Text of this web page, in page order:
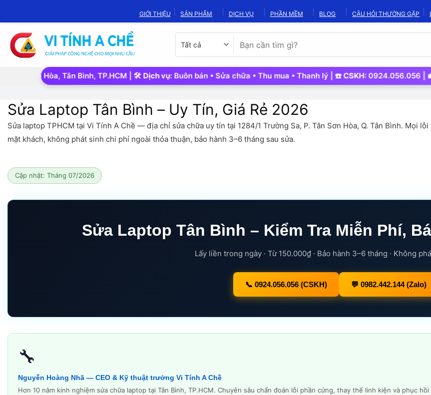
qua
dung
GIỚI THIỆU SẢN PHẨM DỊCH VỤ PHẦN MỀM BLOG CÂU HỎI THƯỜNG GẶP
Chọn
sản
kiếm:
Tân Bình, TP.HCM | 🛠️Dịch vụ:Buôn bán • Sửa chữa • Thu mua • Thanh lý | ☎️ CSKH:0924.056.056 | 💼Kinh
Sửa Laptop Tân Bình – Uy Tín, Giá Rẻ 2026
Sửa laptop TPHCM tại Vi Tính A Chề — địa chỉ sửa chữa uy tín tại 1284/1 Trường Sa, P. Tân Sơn Hòa, Q. Tân Bình. Mọi
mặt khách, không phát sinh chi phí ngoài thỏa thuận, bảo hành 3–6 tháng sau sửa.
Cập nhật: Tháng 07/2026
Sửa Laptop Tân Bình – Kiểm Tra Miễn Phí,
Lấy liền trong ngày · Từ 150.000₫ · Bảo hành 3–6 tháng · Không
📞 0924.056.056 (CSKH) 💬 0982.442.144 (Zalo)
🔧
Nguyễn Hoàng Nhã — CEO & Kỹ thuật trưởng Vi Tính A Chề
Hơn 10 năm kinh nghiệm sửa chữa laptop tại Tân Bình, TP.HCM. Chuyên sâu chẩn đoán lỗi phần cứng, thay thế linh kiện và phục